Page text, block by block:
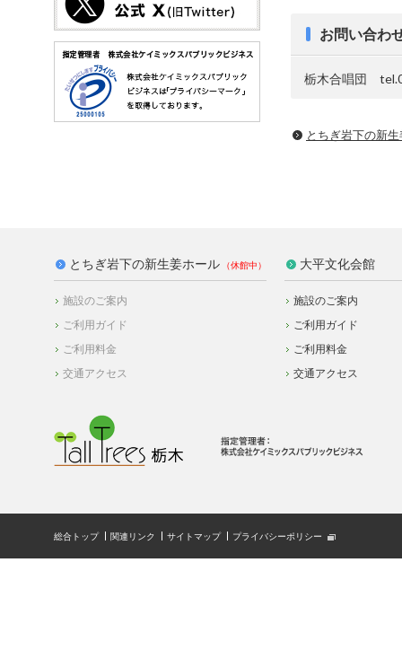
お問い合わ
栃木合唱団
とちぎ岩下の新
とちぎ岩下の新生姜ホール
施設のご案内
ご利用ガイド
ご利用料金
交通アクセス
大平文化会館
施設のご案内
ご利用ガイド
ご利用料金
交通アクセス
総合トップ 関連リンク サイトマップ プライバシーポリシー